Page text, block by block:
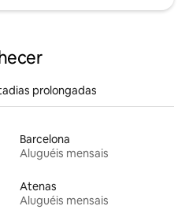
prolongadas
Barcelona
Aluguéis mensais
Atenas
Aluguéis mensais